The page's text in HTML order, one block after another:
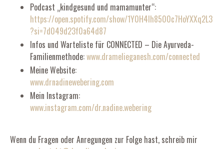
Podcast „kindgesund und mamamunter“:
https://open.spotify.com/show/1Y0H4Ih8500c7HoYXXq2L3
?si=7d049d23f0a64d87
Infos und Warteliste für CONNECTED – Die Ayurveda-
Familienmethode:www.dramelieganesh.com/connected
Meine Website:
www.drnadinewebering.com
Mein Instagram:
www.instagram.com/dr.nadine.webering
Wenn du Fragen oder Anregungen zur Folge hast, schreib mir